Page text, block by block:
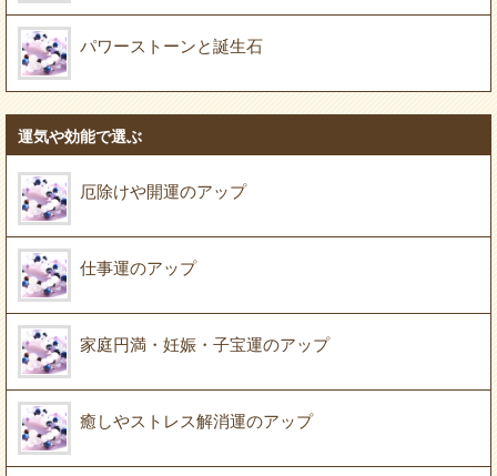
パワーストーンと誕生石
運気や効能で選ぶ
厄除けや開運のアップ
仕事運のアップ
家庭円満・妊娠・子宝運のアップ
癒しやストレス解消運のアップ